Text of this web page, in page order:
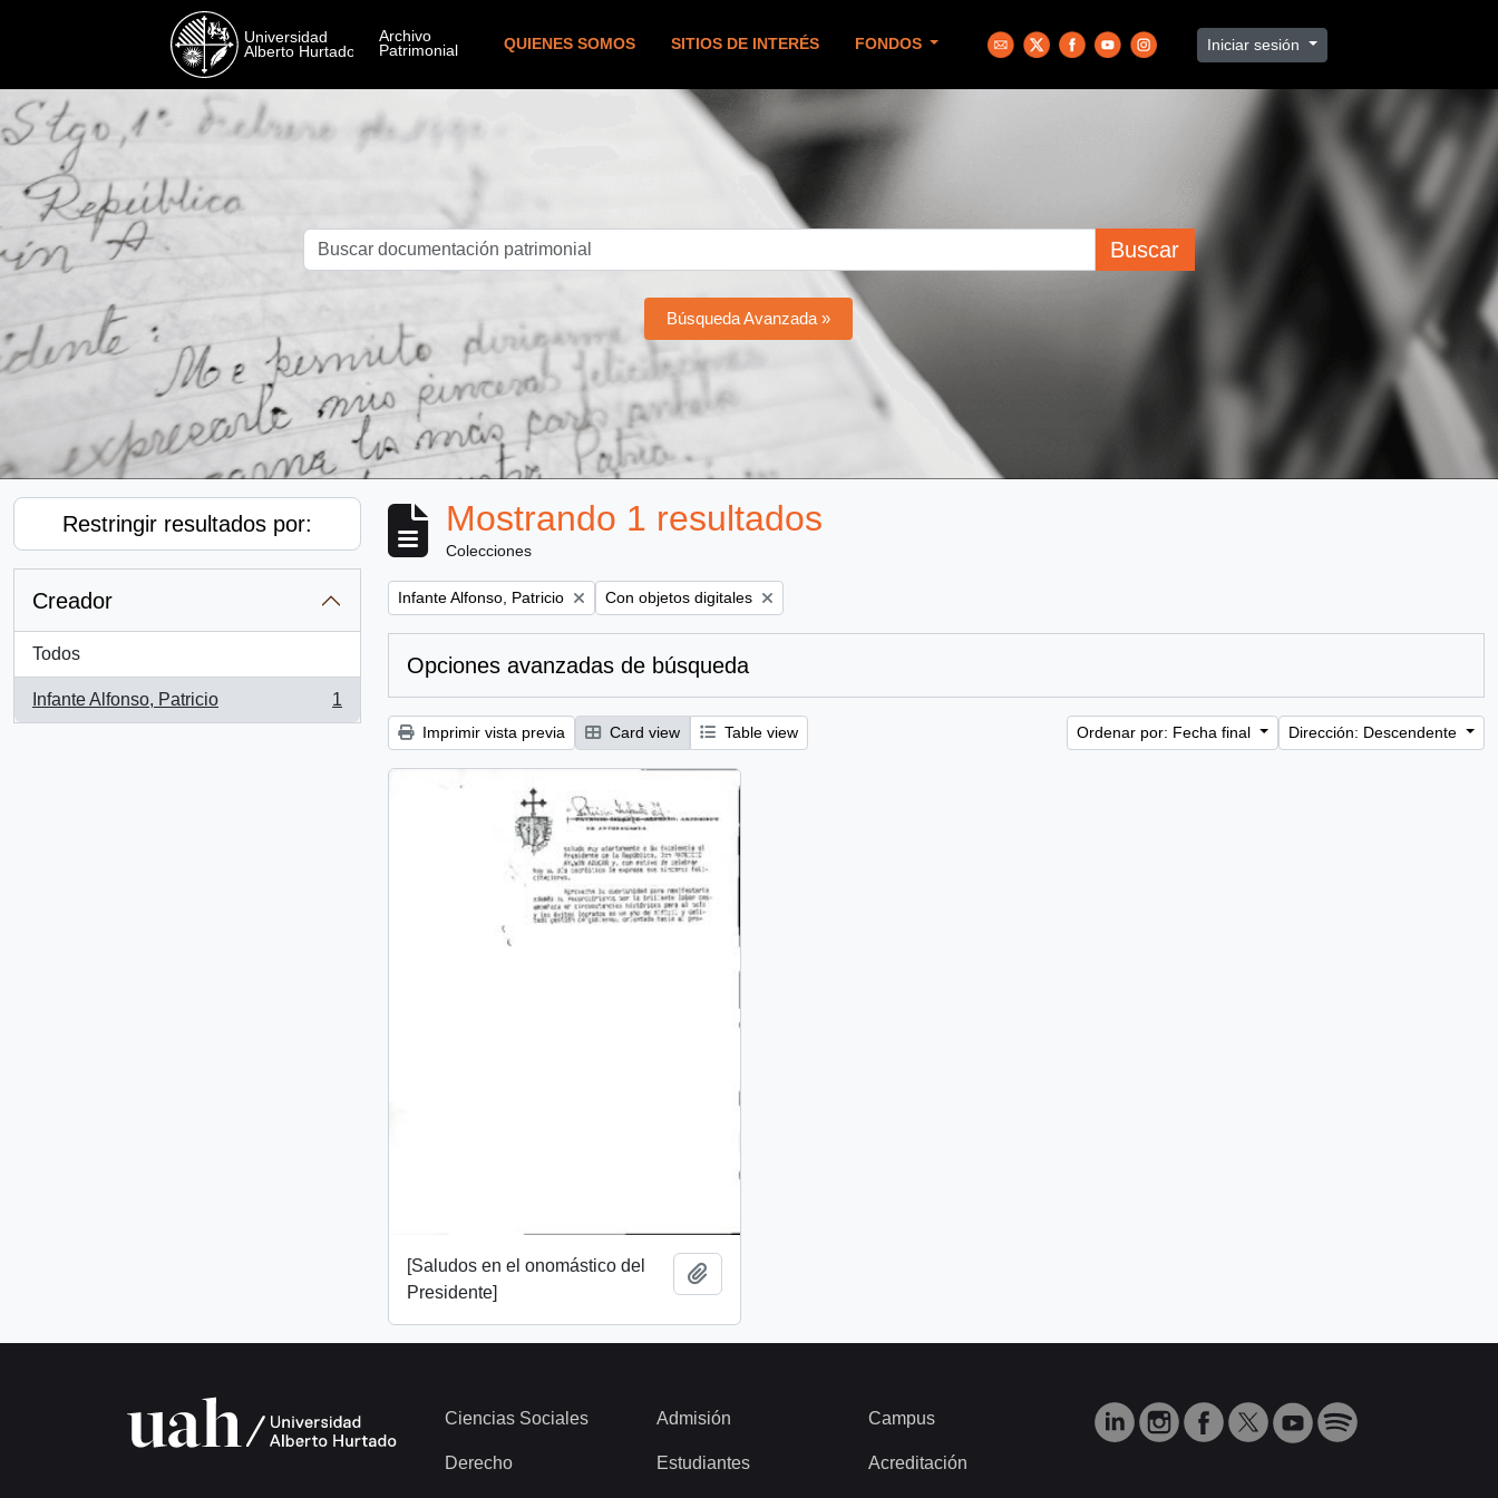
QUIENES SOMOS SITIOS DE INTERÉS FONDOS Iniciar sesión
Buscar
Búsqueda Avanzada »
Restringir resultados por:
Creador
Todos
Infante Alfonso, Patricio
, 1 resultados
1
Mostrando 1 resultados
Colecciones
Remove filter:
Infante Alfonso, Patricio Remove filter:
Con objetos digitales
Opciones avanzadas de búsqueda
Imprimir vista previa Card view Table view Ordenar por: Fecha final Dirección: Descendente
[Saludos en el onomástico del
Presidente]
Ciencias Sociales
Derecho
Admisión
Estudiantes
Campus
Acreditación